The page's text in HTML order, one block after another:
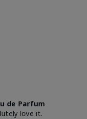
de Parfum
love it.